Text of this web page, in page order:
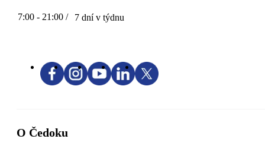
7:00 - 21:00 / 7 dní v týdnu
O Čedoku